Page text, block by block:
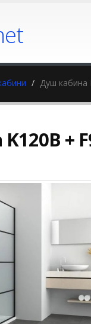
Душ кабина
+